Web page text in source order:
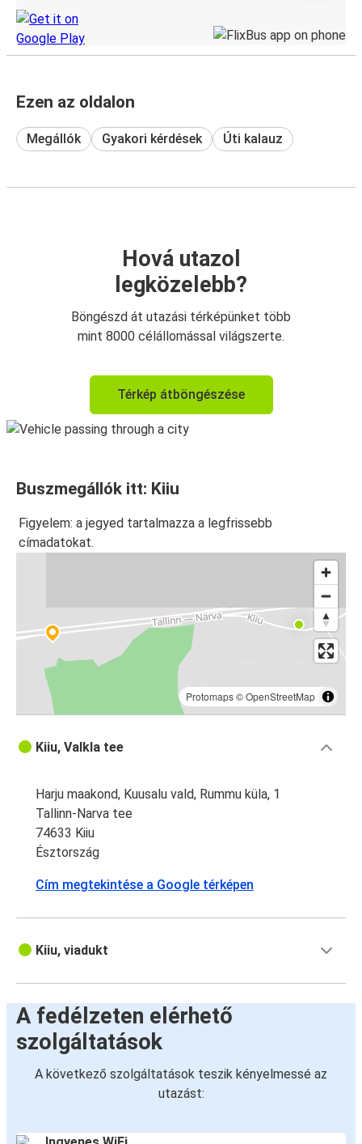
Ezen az oldalon
Megállók Gyakori kérdések Úti kalauz
Hová utazol
legközelebb?
Böngészd át utazási térképünket több
mint 8000 célállomással világszerte.
Térkép átböngészése
Buszmegállók itt: Kiiu
Figyelem: a jegyed tartalmazza a legfrissebb
címadatokat.
Protomaps©OpenStreetMap
Kiiu, Valkla tee
Harju maakond, Kuusalu vald, Rummu küla, 1
Tallinn-Narva tee
74633 Kiiu
Észtország
Cím megtekintése a Google térképen
Kiiu, viadukt
A fedélzeten elérhető
szolgáltatások
A következő szolgáltatások teszik kényelmessé az
utazást: